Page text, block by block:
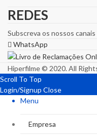
REDES
Subscreva os nossos
WhatsApp
Hiperfilme © 2020. All
Scroll To Top
Login/Signup Close
Menu
Empresa